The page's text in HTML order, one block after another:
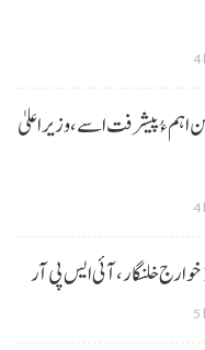
4
اہم ءُ پیشرفت اسے،وزیراعلیٰ
4
5